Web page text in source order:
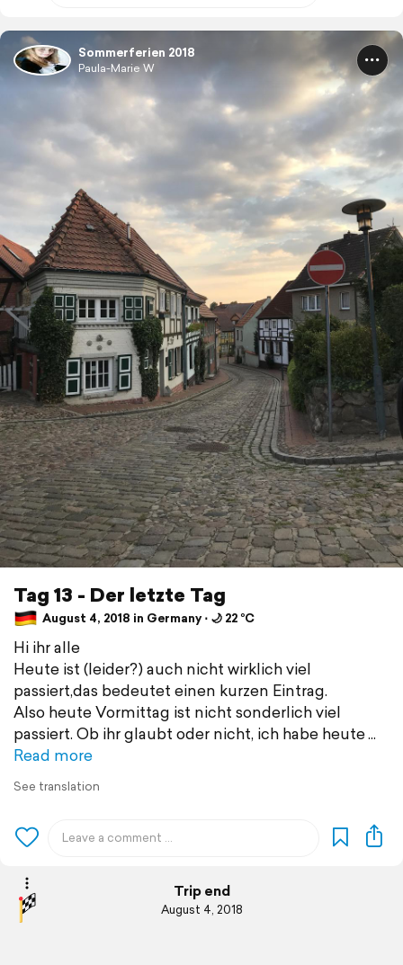
Sommerferien 2018
Paula-Marie W
Tag 13 - Der letzte Tag
August 4, 2018 in Germany ⋅ 🌙 22 °C
Hi ihr alle
Heute ist (leider?) auch nicht wirklich viel
passiert,das bedeutet einen kurzen Eintrag.
Also heute Vormittag ist nicht sonderlich viel
passiert. Ob ihr glaubt oder nicht, ich habe heute
Read more
See translation
Trip end
August 4, 2018